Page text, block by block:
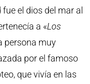
el dios del mar al
a «Los
persona muy
por el famoso
que vivía en las